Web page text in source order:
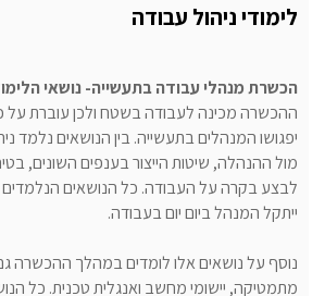
לימודי ניהול עבודה
הכשרת מנהלי עבודה בתעשייה- נושאי
ההכשרה מכינה לעבודה בשטח ולכן עוברת על
יפגושו המנהלים בתעשייה. בין הנושאים נלמד
מול ההנהלה, שיטות הייצור בענפים השונים,
לבצע בקרה על העבודה. כל הנושאים
ייתקל המנהל ביום יום בעבודה.
נוסף על נושאים אלו לומדים במהלך ההכשרה
מתמטיקה, יישומי מחשב ואנגלית טכנית. כל